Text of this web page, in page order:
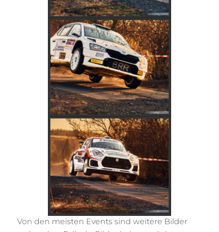
Von den meisten Events sind weitere Bilder